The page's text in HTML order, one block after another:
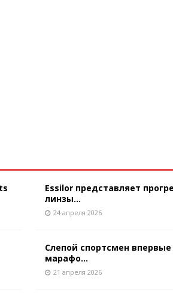
Essilor представляет
линзы...
24 апреля 2026
Слепой спортсмен
марафо...
21 апреля 2026